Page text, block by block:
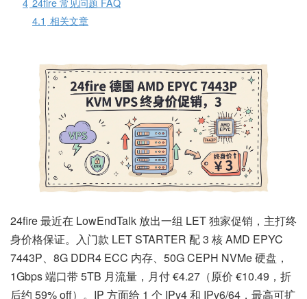
4.1 相关文章
24fire 最近在 LowEndTalk 放出一组 LET 独家促销，主打终
身价格保证。入门款 LET STARTER 配 3 核 AMD EPYC
7443P、8G DDR4 ECC 内存、50G CEPH NVMe 硬盘，
1Gbps 端口带 5TB 月流量，月付 €4.27（原价 €10.49，折
后约 59% off）。IP 方面给 1 个 IPv4 和 IPv6/64，最高可扩